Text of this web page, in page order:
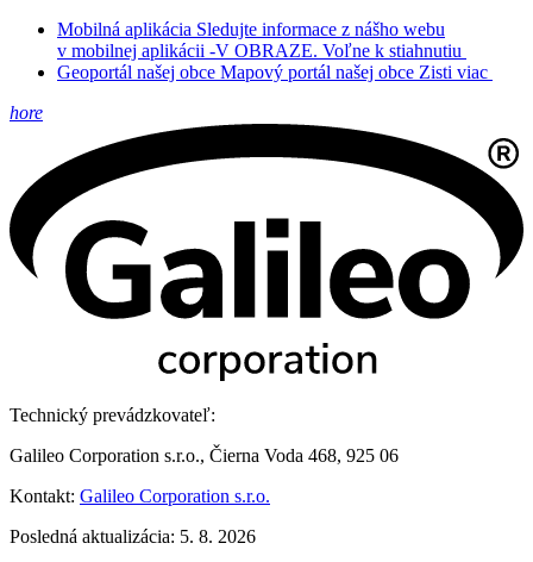
Mobilná aplikácia Sledujte informace z nášho webu
v mobilnej aplikácii -V OBRAZE. Voľne k stiahnutiu
Geoportál našej obce Mapový portál našej obce Zisti viac
hore
Technický prevádzkovateľ:
Galileo Corporation s.r.o., Čierna Voda 468, 925 06
Kontakt: Galileo Corporation s.r.o.
Posledná aktualizácia: 5. 8. 2026